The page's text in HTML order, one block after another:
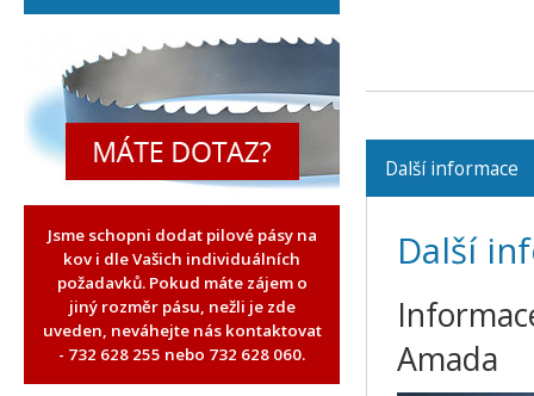
Jsme schopni dodat pilové pásy na
kov i dle Vašich individuálních
požadavků. Pokud máte zájem o
jiný rozměr pásu, nežli je zde
uveden, neváhejte nás kontaktovat
- 732 628 255 nebo 732 628 060.
Další informace
Další
Amada